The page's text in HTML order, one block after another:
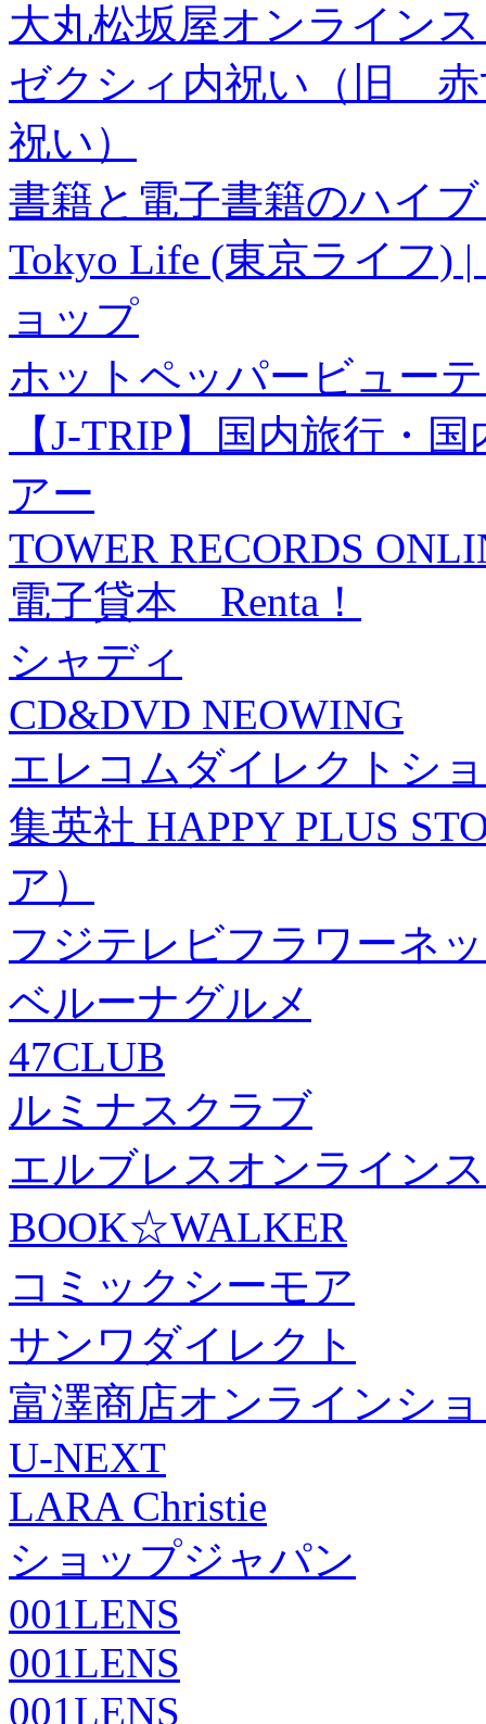
大丸松坂屋オンライン
ゼクシィ内祝い（旧 赤
祝い）
書籍と電子書籍のハイ
Tokyo Life (東京ライフ)
ョップ
ホットペッパービュー
【J-TRIP】国内旅行・
アー
TOWER RECORDS
電子貸本 Renta！
シャディ
CD&DVD NEOWING
エレコムダイレクトシ
集英社 HAPPY PLUS
ア）
フジテレビフラワーネ
ベルーナグルメ
47CLUB
ルミナスクラブ
エルブレスオンライン
BOOK☆WALKER
コミックシーモア
サンワダイレクト
富澤商店オンラインシ
U-NEXT
LARA Christie
ショップジャパン
001LENS
001LENS
001LENS